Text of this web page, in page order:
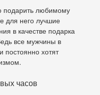
подарить любимому
для него лучшие
в качестве подарка
все мужчины в
хотят
часов